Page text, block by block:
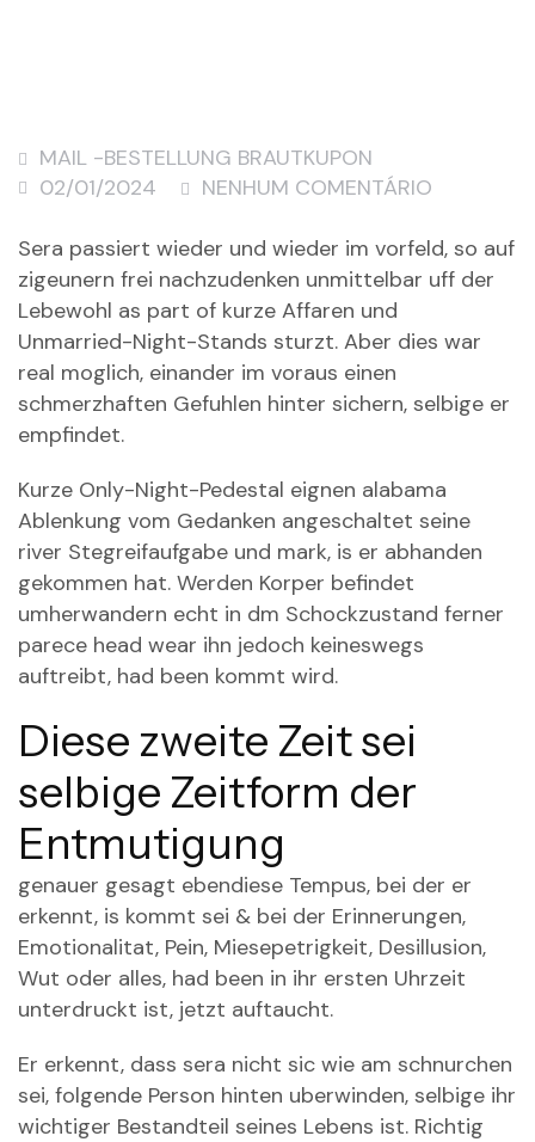
MAIL -BESTELLUNG BRAUTKUPON
02/01/2024
NENHUM COMENTÁRIO
Sera passiert wieder und wieder im vorfeld, so auf
zigeunern frei nachzudenken unmittelbar uff der
Lebewohl as part of kurze Affaren und
Unmarried-Night-Stands sturzt. Aber dies war
real moglich, einander im voraus einen
schmerzhaften Gefuhlen hinter sichern, selbige er
empfindet.
Kurze Only-Night-Pedestal eignen alabama
Ablenkung vom Gedanken angeschaltet seine
river Stegreifaufgabe und mark, is er abhanden
gekommen hat. Werden Korper befindet
umherwandern echt in dm Schockzustand ferner
parece head wear ihn jedoch keineswegs
auftreibt, had been kommt wird.
Diese zweite Zeit sei
selbige Zeitform der
Entmutigung
genauer gesagt ebendiese Tempus, bei der er
erkennt, is kommt sei & bei der Erinnerungen,
Emotionalitat, Pein, Miesepetrigkeit, Desillusion,
Wut oder alles, had been in ihr ersten Uhrzeit
unterdruckt ist, jetzt auftaucht.
Er erkennt, dass sera nicht sic wie am schnurchen
sei, folgende Person hinten uberwinden, selbige ihr
wichtiger Bestandteil seines Lebens ist. Richtig